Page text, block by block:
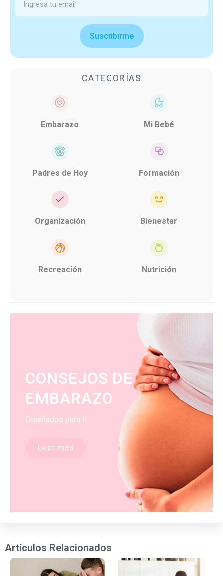
Suscribirme
CATEGORÍAS
Embarazo Mi Bebé
Padres de Hoy Formación
Organización Bienestar
Recreación Nutrición
CONSEJOS DE
EMBARAZO
Diseñados para ti
Leer más
Artículos Relacionados